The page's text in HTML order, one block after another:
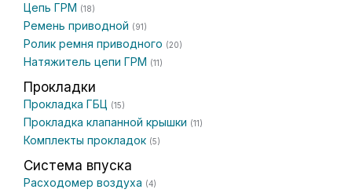
Цепь ГРМ (18)
Ремень приводной (91)
Ролик ремня приводного (20)
Натяжитель цепи ГРМ (11)
Прокладки
Прокладка ГБЦ (15)
Прокладка клапанной крышки (11)
Комплекты прокладок (5)
Система впуска
Расходомер воздуха (4)